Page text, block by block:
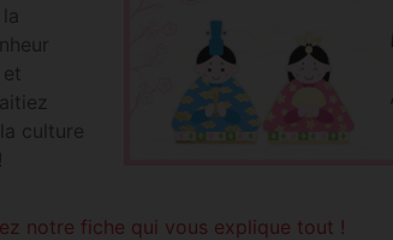
culture
notre fiche qui vous explique tout !